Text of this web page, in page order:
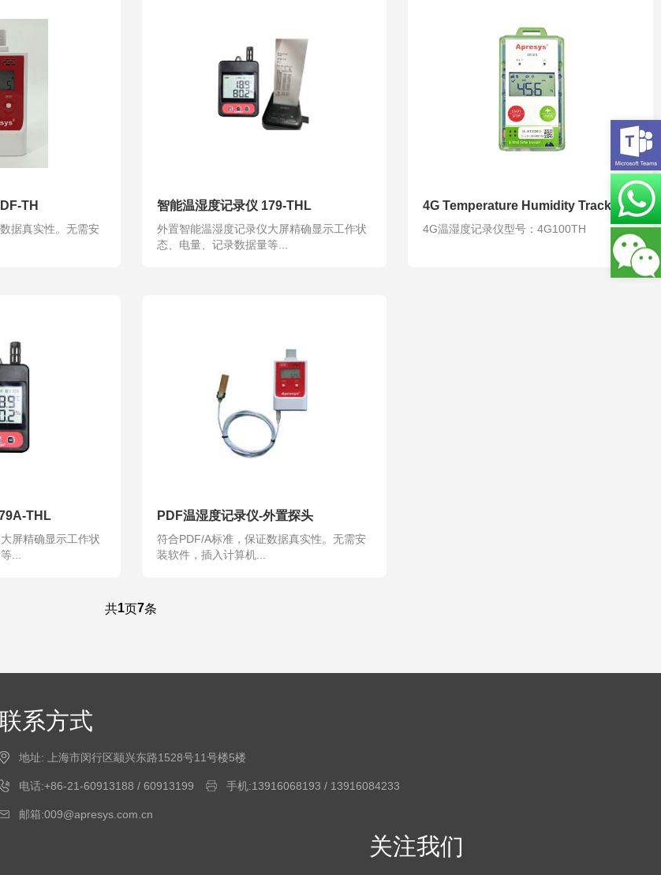
TH
据真实性。无需安
智能温湿度记录仪 179-THL
外置智能温湿度记录仪大屏精确显示工作状
态、电量、记录数据量等...
4G Temperature Humidity Tracker
4G温湿度记录仪型号：4G100TH
THL
屏精确显示工作状
...
PDF温湿度记录仪-外置探头
符合PDF/A标准，保证数据真实性。无需安
装软件，插入计算机...
共1页7条
系方式
地址: 上海市闵行区颛兴东路1528号11号楼5楼
电话:+86-21-60913188 / 60913199 手机:13916068193 / 13916084233
邮箱:009@apresys.com.cn
关注我们